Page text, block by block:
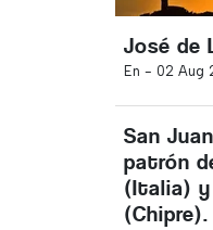
José de
En - 02 Aug
San
patrón
(Italia) y
(Chipre).